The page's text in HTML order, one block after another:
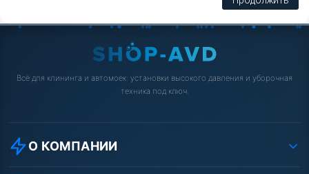
Всё для клининга и автомоек: установки высокого давления и уборочная
техника под ключ.
О КОМПАНИИ
О компании